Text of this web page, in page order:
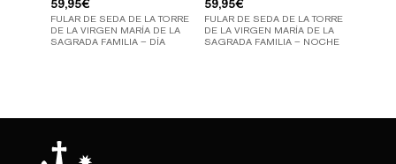
59,95€
FULAR DE SEDA DE LA TORRE
DE LA VIRGEN MARÍA DE LA
SAGRADA FAMILIA – DÍA
59,95€
FULAR DE SEDA DE LA TORRE
DE LA VIRGEN MARÍA DE LA
SAGRADA FAMILIA – NOCHE